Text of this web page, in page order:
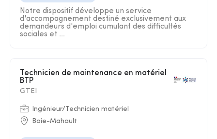
Notre dispositif développe un service
d'accompagnement destiné exclusivement aux
demandeurs d'emploi cumulant des difficultés
sociales et ...
BTP
GTEI
Ingénieur/Technicien matériel
Baie-Mahault